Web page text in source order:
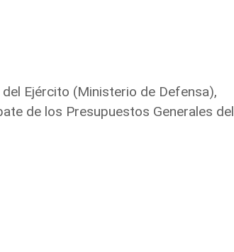
Ejército (Ministerio de Defensa),
de los Presupuestos Generales del